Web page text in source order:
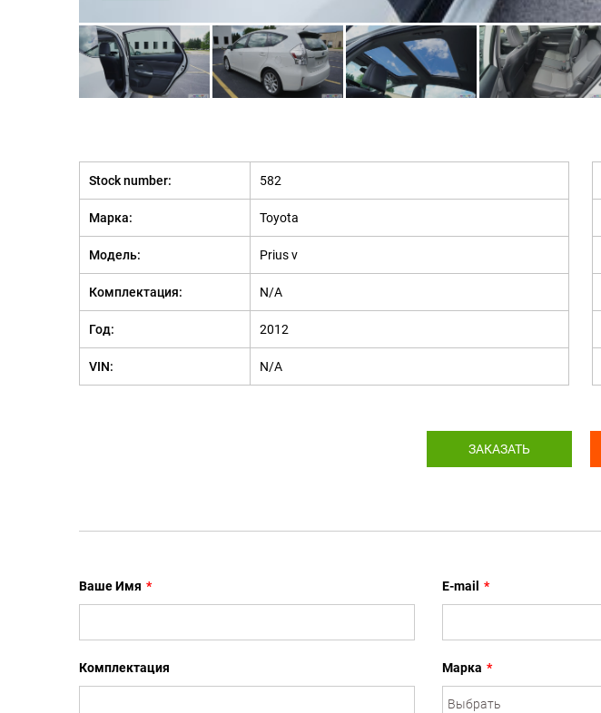
Stock number: 582
Марка: Toyota
Модель: Prius v
Комплектация: N/A
Год: 2012
VIN: N/A
ЗАКАЗАТЬ
Ваше Имя *
Комплектация
E-mail *
Марка *